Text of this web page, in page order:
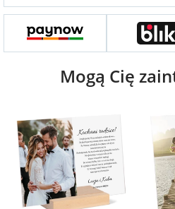
na walentynki
na mikołajki
na prezent
świąteczny
na Dzień Babci i
Dziadka
Mogą Cię